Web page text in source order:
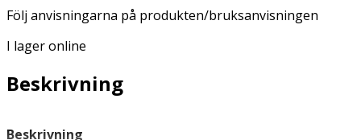
Följ anvisningarna på produkten/bruksanvisningen
I lager online
Beskrivning
Beskrivning